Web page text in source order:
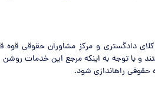
دادگستری و مرکز مشاوران حقوقی قوه
و با توجه به اینکه مرجع این خدمات روشن
حقوقی راه‏اندازی شود.